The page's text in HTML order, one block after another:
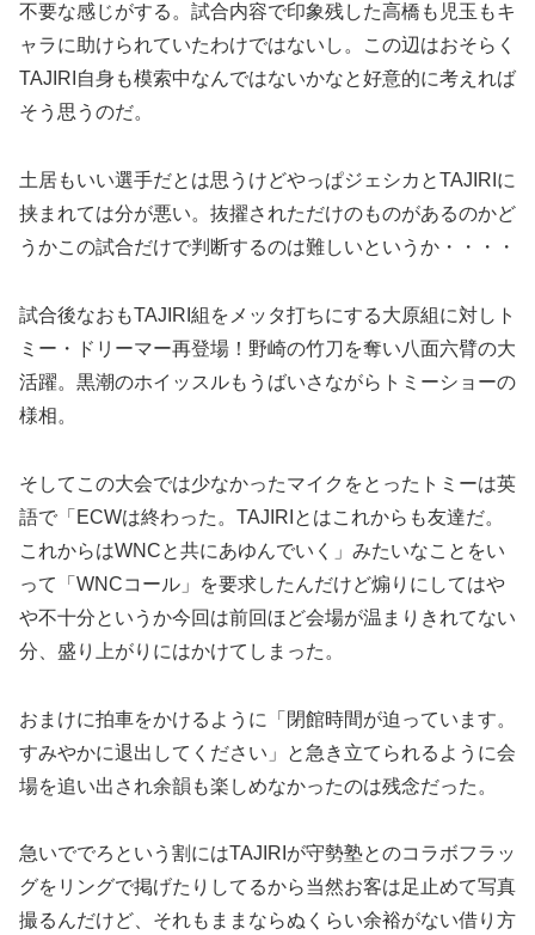
不要な感じがする。試合内容で印象残した高橋も児玉もキ
ャラに助けられていたわけではないし。この辺はおそらく
TAJIRI自身も模索中なんではないかなと好意的に考えれば
そう思うのだ。
土居もいい選手だとは思うけどやっぱジェシカとTAJIRIに
挟まれては分が悪い。抜擢されただけのものがあるのかど
うかこの試合だけで判断するのは難しいというか・・・・
試合後なおもTAJIRI組をメッタ打ちにする大原組に対しト
ミー・ドリーマー再登場！野崎の竹刀を奪い八面六臂の大
活躍。黒潮のホイッスルもうばいさながらトミーショーの
様相。
そしてこの大会では少なかったマイクをとったトミーは英
語で「ECWは終わった。TAJIRIとはこれからも友達だ。
これからはWNCと共にあゆんでいく」みたいなことをい
って「WNCコール」を要求したんだけど煽りにしてはや
や不十分というか今回は前回ほど会場が温まりきれてない
分、盛り上がりにはかけてしまった。
おまけに拍車をかけるように「閉館時間が迫っています。
すみやかに退出してください」と急き立てられるように会
場を追い出され余韻も楽しめなかったのは残念だった。
急いででろという割にはTAJIRIが守勢塾とのコラボフラッ
グをリングで掲げたりしてるから当然お客は足止めて写真
撮るんだけど、それもままならぬくらい余裕がない借り方